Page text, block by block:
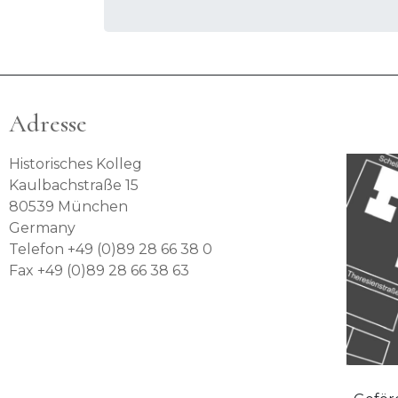
Adresse
Historisches Kolleg
Kaulbachstraße 15
80539 München
Germany
Telefon +49 (0)89 28 66 38 0
Fax +49 (0)89 28 66 38 63